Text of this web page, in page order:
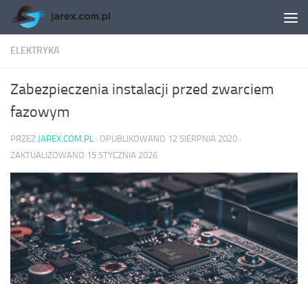
Skip to content
ELEKTRYKA
Zabezpieczenia instalacji przed zwarciem
fazowym
PRZEZ JAREX.COM.PL · OPUBLIKOWANO 12 SIERPNIA 2020 ·
ZAKTUALIZOWANO 15 STYCZNIA 2026